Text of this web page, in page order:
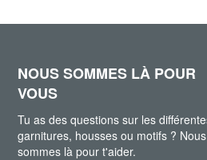
NOUS SOMMES LÀ POUR
VOUS
Tu as des questions sur les
garnitures, housses ou motifs ? Nous
sommes là pour t'aider.